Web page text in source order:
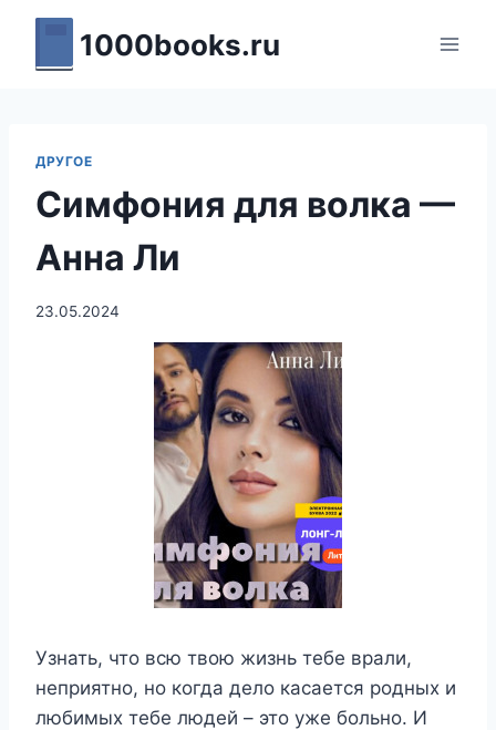
Перейти
содержимому
1000books.ru
ДРУГОЕ
Симфония для волка —
Анна Ли
23.05.2024
Узнать, что всю твою жизнь тебе врали,
неприятно, но когда дело касается родных и
любимых тебе людей – это уже больно. И